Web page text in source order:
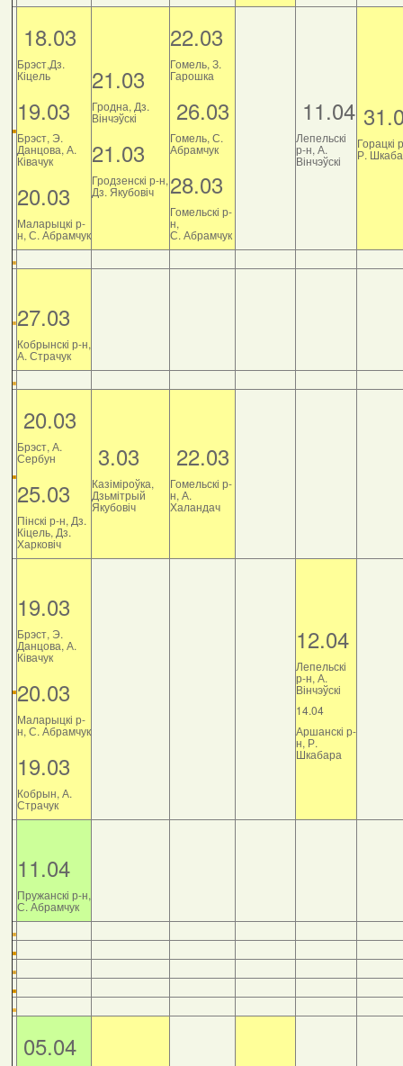
18.03
Брэст,Дз.
Кіцель
19.03
Брэст, Э.
Данцова, А.
Ківачук
20.03
Маларыцкі р-
н, С. Абрамчук
21.03
Гродна, Дз.
Вінчэўскі
21.03
Гродзенскі р-н,
Дз. Якубовіч
22.03
Гомель, З.
Гарошка
26.03
Гомель, С.
Абрамчук
28.03
Гомельскі р-
н,
С. Абрамчук
11.04
Лепельскі
р-н, А.
Вінчэўскі
Горацкі
Р.
27.03
Кобрынскі р-н,
А. Страчук
20.03
Брэст, А.
Сербун
25.03
Пінскі р-н, Дз.
Кіцель, Дз.
Харковіч
3.03
Казіміроўка,
Дзьмітрый
Якубовіч
22.03
Гомельскі р-
н, А.
Халандач
19.03
Брэст, Э.
Данцова, А.
Ківачук
20.03
Маларыцкі р-
н, С. Абрамчук
19.03
Кобрын, А.
Страчук
12.04
Лепельскі
р-н, А.
Вінчэўскі
14.04
Аршанскі р-
н, Р.
Шкабара
11.04
Пружанскі р-н,
С. Абрамчук
05.04